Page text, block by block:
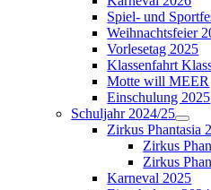
Spiel- und
Weihnachtsfeier
Vorlesetag 2025
Klassenfahrt
Motte will MEER
Einschulung 2025
Schuljahr 2024/25
Zirkus Phantasia
Zirkus
Zirkus
Karneval 2025